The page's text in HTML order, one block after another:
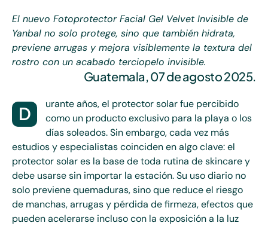
El nuevo Fotoprotector Facial Gel Velvet Invisible de
Yanbal no solo protege, sino que también hidrata,
previene arrugas y mejora visiblemente la textura del
rostro con un acabado terciopelo invisible.
Guatemala, 07 de agosto 2025.
D
urante años, el protector solar fue percibido
como un producto exclusivo para la playa o los
días soleados. Sin embargo, cada vez más
estudios y especialistas coinciden en algo clave: el
protector solar es la base de toda rutina de skincare y
debe usarse sin importar la estación. Su uso diario no
solo previene quemaduras, sino que reduce el riesgo
de manchas, arrugas y pérdida de firmeza, efectos que
pueden acelerarse incluso con la exposición a la luz